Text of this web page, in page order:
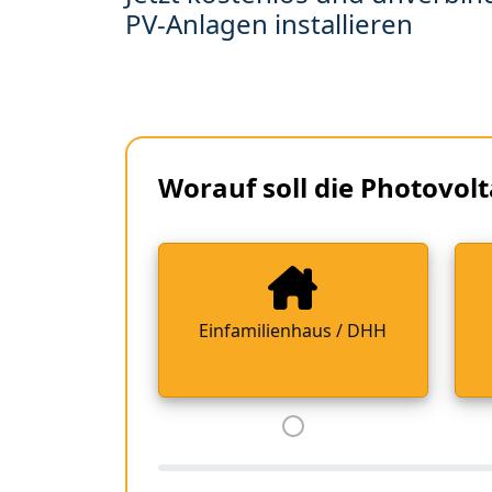
PV-Anlagen installieren
Worauf soll die
Einfamilienhaus / DHH